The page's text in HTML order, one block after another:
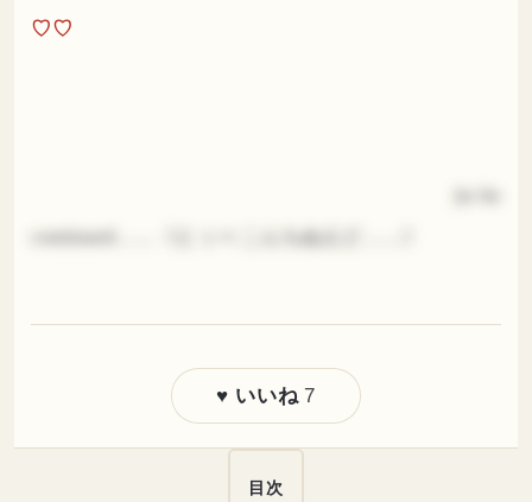
♡♡
continued……《とぅべ こんちぬえど……》
♥ いいね 7
目次